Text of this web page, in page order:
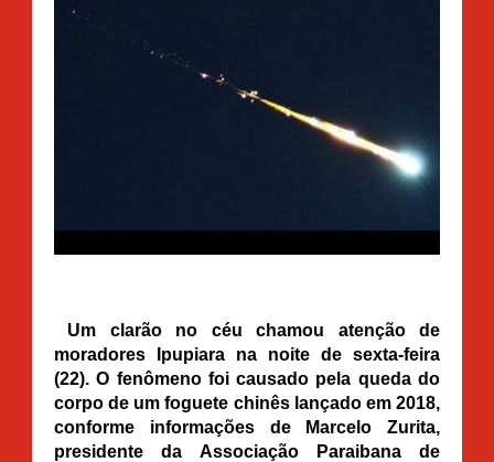
Um clarão no céu chamou atenção de
moradores Ipupiara na noite de sexta-feira
(22). O fenômeno foi causado pela queda do
corpo de um foguete chinês lançado em 2018,
conforme informações de Marcelo Zurita,
presidente da Associação Paraibana de